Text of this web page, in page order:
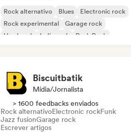
Rock alternativo Blues
Electronic rock
Rock experimental
Garage rock
Hard rock
Indie rock Punk Rock
Biscuitbatik
Mídia/Jornalista
> 1600 feedbacks enviados
Rock alternativoElectronic rockFunk
Jazz fusionGarage rock
Escrever artigos